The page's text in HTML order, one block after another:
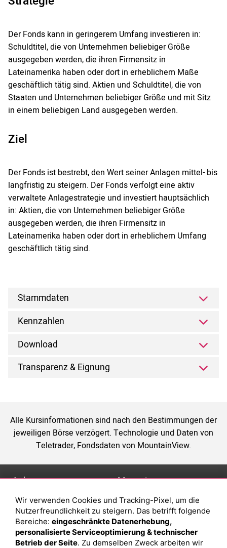
Der Fonds kann in geringerem Umfang investieren in:
Schuldtitel, die von Unternehmen beliebiger Größe
ausgegeben werden, die ihren Firmensitz in
Lateinamerika haben oder dort in erheblichem Maße
geschäftlich tätig sind. Aktien und Schuldtitel, die von
Staaten und Unternehmen beliebiger Größe und mit Sitz
in einem beliebigen Land ausgegeben werden.
Ziel
Der Fonds ist bestrebt, den Wert seiner Anlagen mittel- bis
langfristig zu steigern. Der Fonds verfolgt eine aktiv
verwaltete Anlagestrategie und investiert hauptsächlich
in: Aktien, die von Unternehmen beliebiger Größe
ausgegeben werden, die ihren Firmensitz in
Lateinamerika haben oder dort in erheblichem Umfang
geschäftlich tätig sind.
Stammdaten
Kennzahlen
Download
Transparenz & Eignung
Alle Kursinformationen sind nach den Bestimmungen der
jeweiligen Börse verzögert. Technologie und Daten von
Teletrader, Fondsdaten von MountainView.
Anlage
Depot eröffnen
Depot vergleichen
Junior Depot
Magazin
Was sind sind ETFs?
Sparplan Vorteile
Was ist ein Fonds?
Wir verwenden Cookies und Tracking-Pixel, um die
Nutzerfreundlichkeit zu steigern. Das betrifft folgende
Bereiche: eingeschränkte Datenerhebung,
personalisierte Serviceoptimierung & technischer
Betrieb der Seite. Zu demselben Zweck arbeiten wir